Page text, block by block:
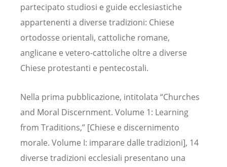
partecipato studiosi e guide ecclesiastiche
appartenenti a diverse tradizioni: Chiese
ortodosse orientali, cattoliche romane,
anglicane e vetero-cattoliche oltre a diverse
Chiese protestanti e pentecostali.
Nella prima pubblicazione, intitolata “Churches
and Moral Discernment. Volume 1: Learning
from Traditions,” [Chiese e discernimento
morale. Volume I: imparare dalle tradizioni], 14
diverse tradizioni ecclesiali presentano una